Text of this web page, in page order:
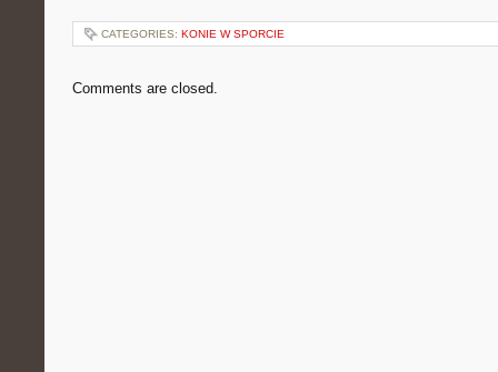
CATEGORIES: KONIE W SPORCIE
Comments are closed.